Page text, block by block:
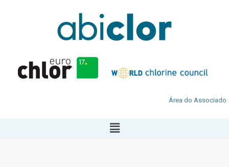
Área do Associado